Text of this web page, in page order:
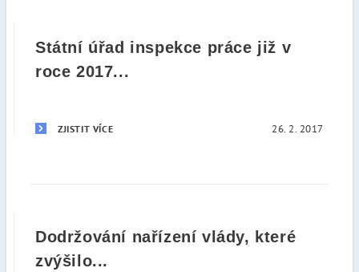
Státní úřad inspekce práce již v
roce 2017...
ZJISTIT VÍCE 26. 2. 2017
Dodržování nařízení vlády, které
zvýšilo...